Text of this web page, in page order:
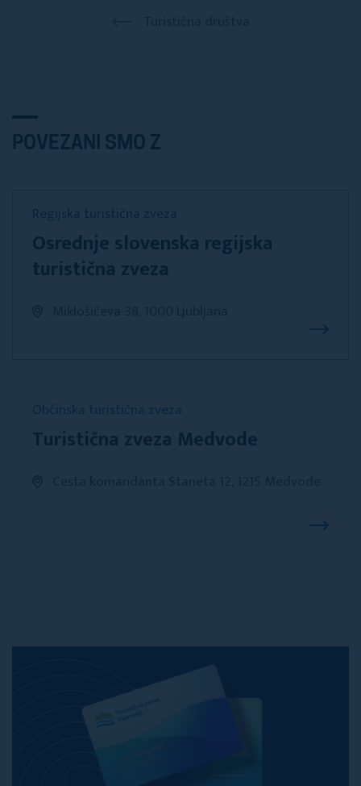
POVEZANI SMO Z
Regijska turistična zveza
Osrednje slovenska regijska
turistična zveza
Občinska turistična zveza
Turistična zveza Medvode